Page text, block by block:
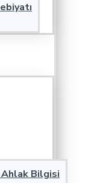
Bilgisi